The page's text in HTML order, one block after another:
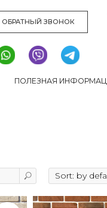
Пн – Вс 10:00-21:00
+7 (495) 642-12-77
+7 (903) 511-88-
АКЦИИ И СКИДКИ